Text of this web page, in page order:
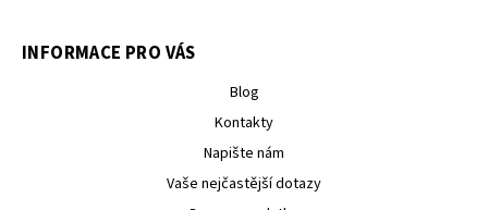
INFORMACE PRO VÁS
Blog
Kontakty
Napište nám
Vaše nejčastější dotazy